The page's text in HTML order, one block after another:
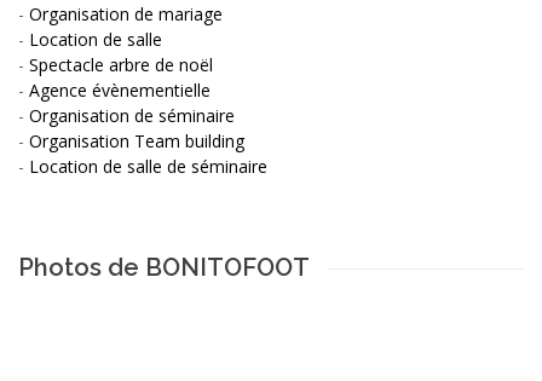
- Organisation de mariage
- Location de salle
- Spectacle arbre de noël
- Agence évènementielle
- Organisation de séminaire
- Organisation Team building
- Location de salle de séminaire
Photos de BONITOFOOT